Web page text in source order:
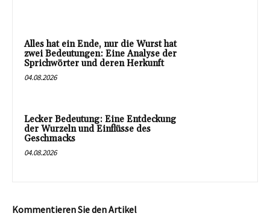
Alles hat ein Ende, nur die Wurst hat
zwei Bedeutungen: Eine Analyse der
Sprichwörter und deren Herkunft
04.08.2026
Lecker Bedeutung: Eine Entdeckung
der Wurzeln und Einflüsse des
Geschmacks
04.08.2026
Kommentieren Sie den Artikel